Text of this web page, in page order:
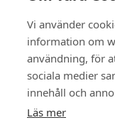
Vi använder
information om
användning, för
sociala medier
innehåll och
Läs mer
Instagram
LinkedIn
Twitter
Få veckans bästa
artiklar på